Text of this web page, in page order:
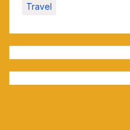
Travel